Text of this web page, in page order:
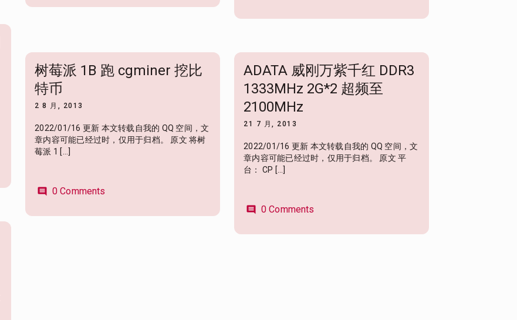
树莓派 1B 跑 cgminer 挖比
特币
2 8 月, 2013
2022/01/16 更新 本文转载自我的 QQ 空间，文
章内容可能已经过时，仅用于归档。 原文 将树
莓派 1 […]
comment 0 Comments
ADATA 威刚万紫千红 DDR3
1333MHz 2G*2 超频至
2100MHz
21 7 月, 2013
2022/01/16 更新 本文转载自我的 QQ 空间，文
章内容可能已经过时，仅用于归档。 原文 平
台： CP […]
comment 0 Comments